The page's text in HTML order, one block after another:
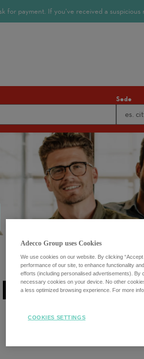
for payment. If you’ve received a
Sede
Adecco Group uses Cookies
We use cookies on our website. By clicking
performance of our site, to enhance functionality
efforts (including personalised advertisements). By
necessary cookies on your device. No other
a less optimized browsing experience. For more
COOKIES SETTINGS